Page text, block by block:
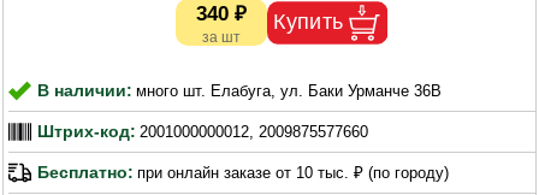
340 ₽
В наличии: много шт. Елабуга, ул. Баки Урманче 36В
Штрих-код: 2001000000012, 2009875577660
Бесплатно: при онлайн заказе от 10 тыс. ₽ (по городу)